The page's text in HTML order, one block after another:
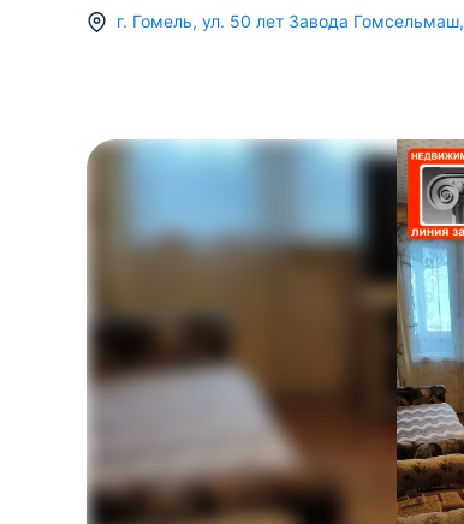
г. Гомель, ул. 50 лет Завода Гомсельмаш,